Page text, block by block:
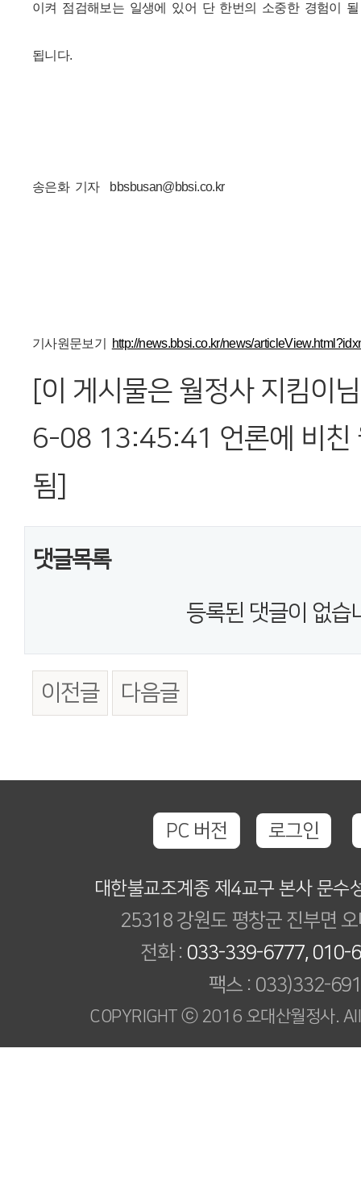
이켜 점검해보는 일생에 있어 단 한번의 소중한 경험이
됩니다.
송은화 기자 bbsbusan@bbsi.co.kr
기사원문보기 http://news.bbsi.co.kr/news/
[이 게시물은 월정사 지킴이
6-08 13:45:41 언론에 비친
됨]
댓글목록
등록된 댓글이 없습
이전글 다음글
PC 버전 로그인
대한불교조계종 제4교구 본사 문수
25318 강원도 평창군 진부면
전화 : 033-339-6777, 010-
팩스 : 033)332-
COPYRIGHT ⓒ 2016 오대산월정사.